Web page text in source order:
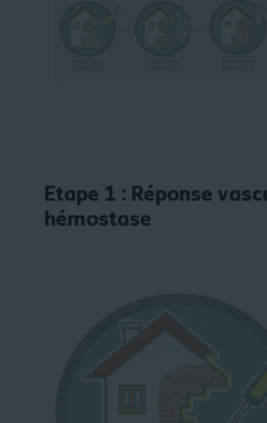
Etape 1 : Réponse
hémostase